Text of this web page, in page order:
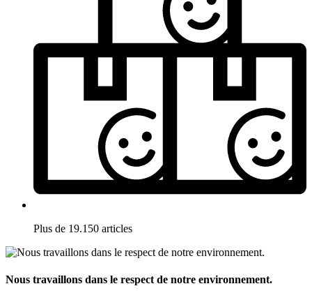
Plus de 19.150 articles
Nous travaillons dans le respect de notre environnement.